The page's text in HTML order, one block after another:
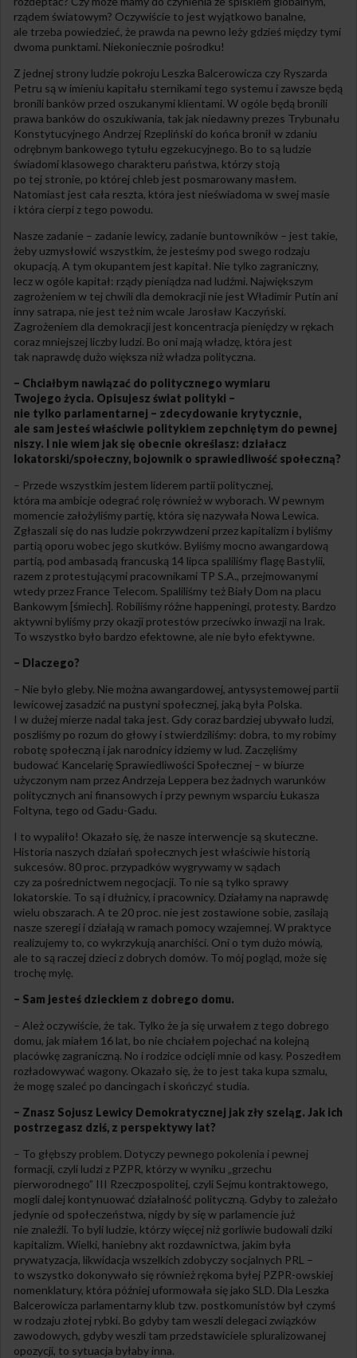
rządem światowym? Oczywiście to jest wyjątkowo banalne,
ale trzeba powiedzieć, że prawda na pewno leży gdzieś między tymi
dwoma punktami. Niekoniecznie pośrodku!
Z jednej strony ludzie pokroju Leszka Balcerowicza czy Ryszarda
Petru są w imieniu kapitału sternikami tego systemu i zawsze będą
bronili banków przed oszukanymi klientami. W ogóle będą bronili
prawa banków do oszukiwania, tak jak niedawny prezes Trybunału
Konstytucyjnego Andrzej Rzepliński do końca bronił w zdaniu
odrębnym bankowego tytułu egzekucyjnego. Bo to są ludzie
świadomi klasowego charakteru państwa, którzy stoją
po tej stronie, po której chleb jest posmarowany masłem.
Natomiast jest cała reszta, która jest nieświadoma w swej masie
i która cierpi z tego powodu.
Nasze zadanie – zadanie lewicy, zadanie buntowników – jest takie,
żeby uzmysłowić wszystkim, że jesteśmy pod swego rodzaju
okupacją. A tym okupantem jest kapitał. Nie tylko zagraniczny,
lecz w ogóle kapitał: rządy pieniądza nad ludźmi. Największym
zagrożeniem w tej chwili dla demokracji nie jest Władimir Putin ani
inny satrapa, nie jest też nim wcale Jarosław Kaczyński.
Zagrożeniem dla demokracji jest koncentracja pieniędzy w rękach
coraz mniejszej liczby ludzi. Bo oni mają władzę, która jest
tak naprawdę dużo większa niż władza polityczna.
– Chciałbym nawiązać do politycznego wymiaru
Twojego życia. Opisujesz świat polityki –
nie tylko parlamentarnej – zdecydowanie krytycznie,
ale sam jesteś właściwie politykiem zepchniętym do pewnej
niszy. I nie wiem jak się obecnie określasz: działacz
lokatorski/społeczny, bojownik o sprawiedliwość społeczną?
– Przede wszystkim jestem liderem partii politycznej,
która ma ambicje odegrać rolę również w wyborach. W pewnym
momencie założyliśmy partię, która się nazywała Nowa Lewica.
Zgłaszali się do nas ludzie pokrzywdzeni przez kapitalizm i byliśmy
partią oporu wobec jego skutków. Byliśmy mocno awangardową
partią, pod ambasadą francuską 14 lipca spaliliśmy flagę Bastylii,
razem z protestującymi pracownikami TP S.A., przejmowanymi
wtedy przez France Telecom. Spaliliśmy też Biały Dom na placu
Bankowym [śmiech]. Robiliśmy różne happeningi, protesty. Bardzo
aktywni byliśmy przy okazji protestów przeciwko inwazji na Irak.
To wszystko było bardzo efektowne, ale nie było efektywne.
– Dlaczego?
– Nie było gleby. Nie można awangardowej, antysystemowej partii
lewicowej zasadzić na pustyni społecznej, jaką była Polska.
I w dużej mierze nadal taka jest. Gdy coraz bardziej ubywało ludzi,
poszliśmy po rozum do głowy i stwierdziliśmy: dobra, to my robimy
robotę społeczną i jak narodnicy idziemy w lud. Zaczęliśmy
budować Kancelarię Sprawiedliwości Społecznej – w biurze
użyczonym nam przez Andrzeja Leppera bez żadnych warunków
politycznych ani finansowych i przy pewnym wsparciu Łukasza
Foltyna, tego od Gadu-Gadu.
I to wypaliło! Okazało się, że nasze interwencje są skuteczne.
Historia naszych działań społecznych jest właściwie historią
sukcesów. 80 proc. przypadków wygrywamy w sądach
czy za pośrednictwem negocjacji. To nie są tylko sprawy
lokatorskie. To są i dłużnicy, i pracownicy. Działamy na naprawdę
wielu obszarach. A te 20 proc. nie jest zostawione sobie, zasilają
nasze szeregi i działają w ramach pomocy wzajemnej. W praktyce
realizujemy to, co wykrzykują anarchiści. Oni o tym dużo mówią,
ale to są raczej dzieci z dobrych domów. To mój pogląd, może się
trochę mylę.
– Sam jesteś dzieckiem z dobrego domu.
– Ależ oczywiście, że tak. Tylko że ja się urwałem z tego dobrego
domu, jak miałem 16 lat, bo nie chciałem pojechać na kolejną
placówkę zagraniczną. No i rodzice odcięli mnie od kasy. Poszedłem
rozładowywać wagony. Okazało się, że to jest taka kupa szmalu,
że mogę szaleć po dancingach i skończyć studia.
– Znasz Sojusz Lewicy Demokratycznej jak zły szeląg. Jak ich
postrzegasz dziś, z perspektywy lat?
– To głębszy problem. Dotyczy pewnego pokolenia i pewnej
formacji, czyli ludzi z PZPR, którzy w wyniku „grzechu
pierworodnego” III Rzeczpospolitej, czyli Sejmu kontraktowego,
mogli dalej kontynuować działalność polityczną. Gdyby to zależało
jedynie od społeczeństwa, nigdy by się w parlamencie już
nie znaleźli. To byli ludzie, którzy więcej niż gorliwie budowali dziki
kapitalizm. Wielki, haniebny akt rozdawnictwa, jakim była
prywatyzacja, likwidacja wszelkich zdobyczy socjalnych PRL –
to wszystko dokonywało się również rękoma byłej PZPR-owskiej
nomenklatury, która później uformowała się jako SLD. Dla Leszka
Balcerowicza parlamentarny klub tzw. postkomunistów był czymś
w rodzaju złotej rybki. Bo gdyby tam weszli delegaci związków
zawodowych, gdyby weszli tam przedstawiciele spluralizowanej
opozycji, to sytuacja byłaby inna.